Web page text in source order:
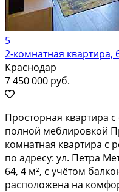
5
2-комнатная квартира,
Краснодар
7 450 000 руб.
Просторная квартира
полной меблировкой
комнатная квартира с
по адресу: ул. Петра
64, 4 м², с учётом
расположена на